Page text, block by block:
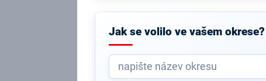
Jak se volilo ve vašem okrese?